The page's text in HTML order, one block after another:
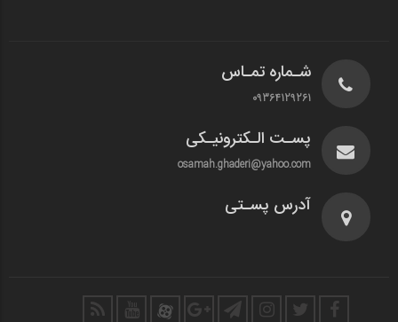
شـماره تمـاس
09364129261
پسـت الـکترونیـکی
osamah.ghaderi@yahoo.com
آدرس پسـتی